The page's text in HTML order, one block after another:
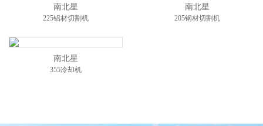
南北星
225铝材切割机
南北星
205钢材切割机
南北星
355冷却机